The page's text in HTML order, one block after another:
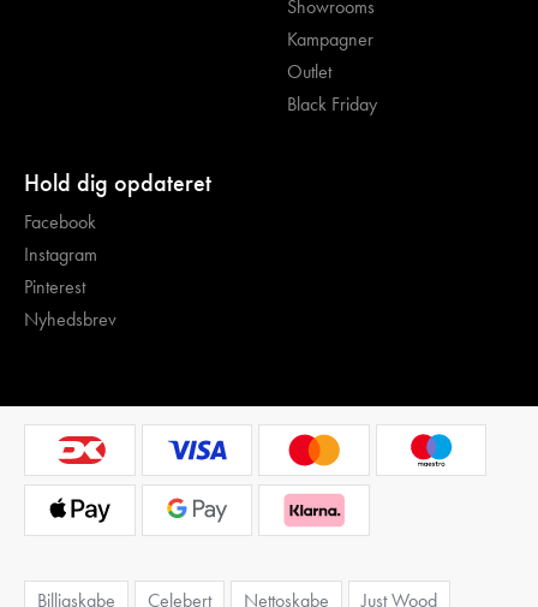
Showrooms
Kampagner
Outlet
Black Friday
Hold dig opdateret
Facebook
Instagram
Pinterest
Nyhedsbrev
Billigskabe Celebert Nettoskabe Just Wood